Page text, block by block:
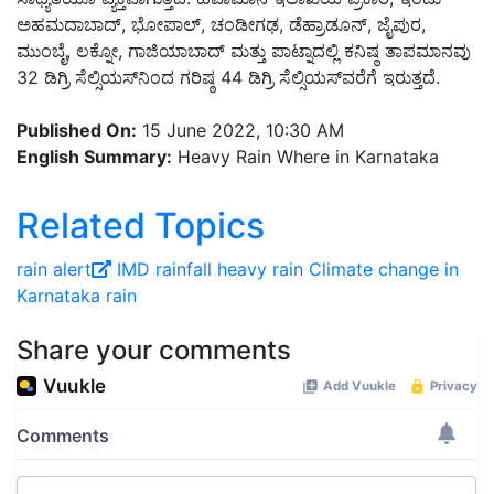
ಅಹಮದಾಬಾದ್, ಭೋಪಾಲ್, ಚಂಡೀಗಢ, ಡೆಹ್ರಾಡೂನ್, ಜೈಪುರ,
ಮುಂಬೈ, ಲಕ್ನೋ, ಗಾಜಿಯಾಬಾದ್ ಮತ್ತು ಪಾಟ್ನಾದಲ್ಲಿ ಕನಿಷ್ಠ ತಾಪಮಾನವು
32 ಡಿಗ್ರಿ ಸೆಲ್ಸಿಯಸ್‌ನಿಂದ ಗರಿಷ್ಠ 44 ಡಿಗ್ರಿ ಸೆಲ್ಸಿಯಸ್‌ವರೆಗೆ ಇರುತ್ತದೆ.
Published On: 15 June 2022, 10:30 AM
English Summary: Heavy Rain Where in Karnataka
Related Topics
rain alert IMD rainfall heavy rain Climate change in
Karnataka rain
Share your comments